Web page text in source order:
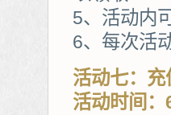
5、活动内
6、每次活
活动七：
活动时间